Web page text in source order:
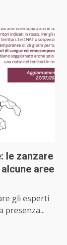
le zanzare
aree
gli esperti
presenza...